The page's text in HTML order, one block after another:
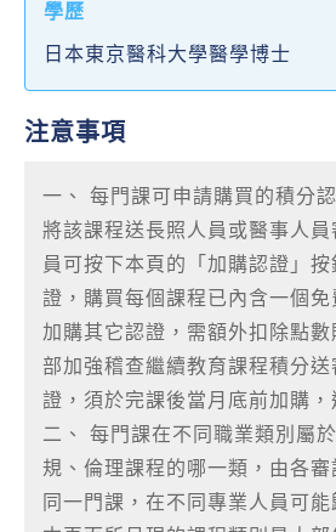
學歷
日本東京醫科大學醫學博士
注意事項
一、 每門課可申請購買的積分
將該課程送長照人員或醫事人
員可按下本頁的「加購認證」
證，購買每個課程已內含一個
加購其它認證，需額外扣除點數
部加強稽查繼續教育課程積分
證，須於完課後當月底前加購，
二、 每門課在不同職業類別屬
規、倫理課程的哪一類，由各
同一門課，在不同專業人員可能